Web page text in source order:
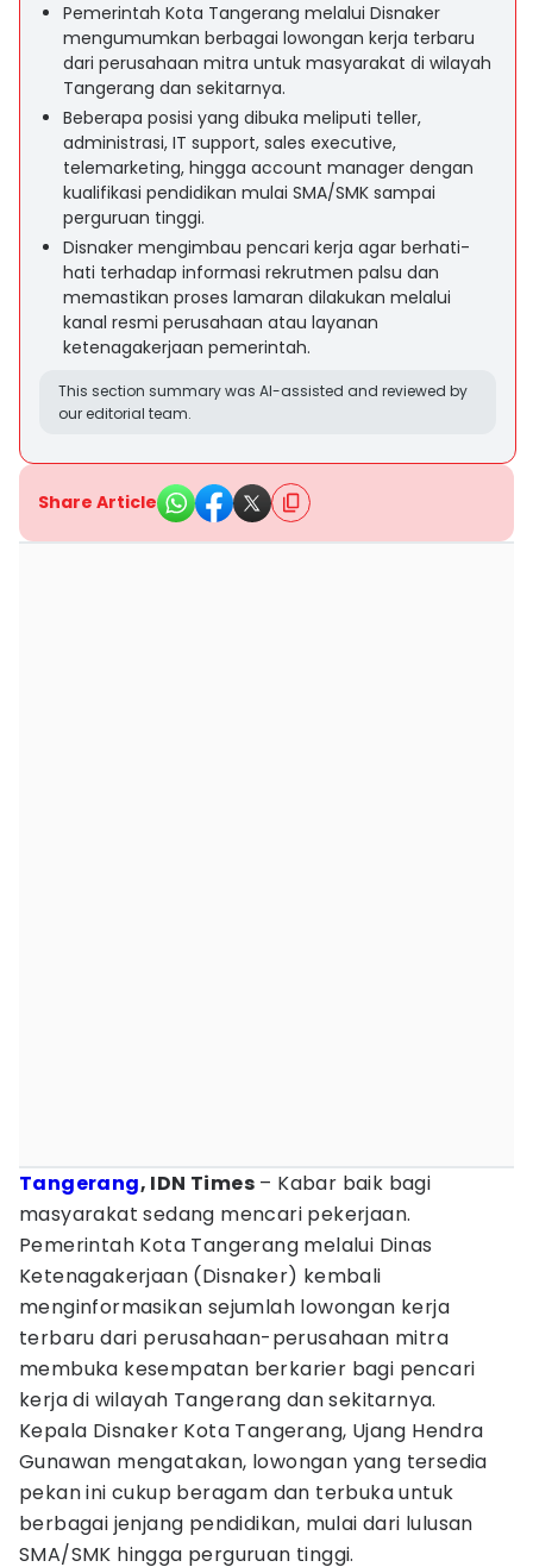
Pemerintah Kota Tangerang melalui Disnaker
mengumumkan berbagai lowongan kerja terbaru
dari perusahaan mitra untuk masyarakat di wilayah
Tangerang dan sekitarnya.
Beberapa posisi yang dibuka meliputi teller,
administrasi, IT support, sales executive,
telemarketing, hingga account manager dengan
kualifikasi pendidikan mulai SMA/SMK sampai
perguruan tinggi.
Disnaker mengimbau pencari kerja agar berhati-
hati terhadap informasi rekrutmen palsu dan
memastikan proses lamaran dilakukan melalui
kanal resmi perusahaan atau layanan
ketenagakerjaan pemerintah.
This section summary was AI-assisted and reviewed by
our editorial team.
Share Article
Tangerang, IDN Times – Kabar baik bagi
masyarakat sedang mencari pekerjaan.
Pemerintah Kota Tangerang melalui Dinas
Ketenagakerjaan (Disnaker) kembali
menginformasikan sejumlah lowongan kerja
terbaru dari perusahaan-perusahaan mitra
membuka kesempatan berkarier bagi pencari
kerja di wilayah Tangerang dan sekitarnya.
Kepala Disnaker Kota Tangerang, Ujang Hendra
Gunawan mengatakan, lowongan yang tersedia
pekan ini cukup beragam dan terbuka untuk
berbagai jenjang pendidikan, mulai dari lulusan
SMA/SMK hingga perguruan tinggi.